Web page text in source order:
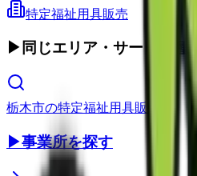
特定福祉用具販売
▶ 同じエリア・サービス種別
栃木市の特定福祉用具販売
▶事業所を探す